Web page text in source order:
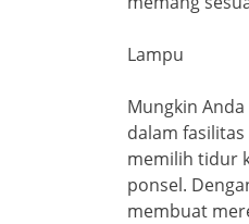
Lampu
Mungkin
dalam
memilih tidur
ponsel.
membuat